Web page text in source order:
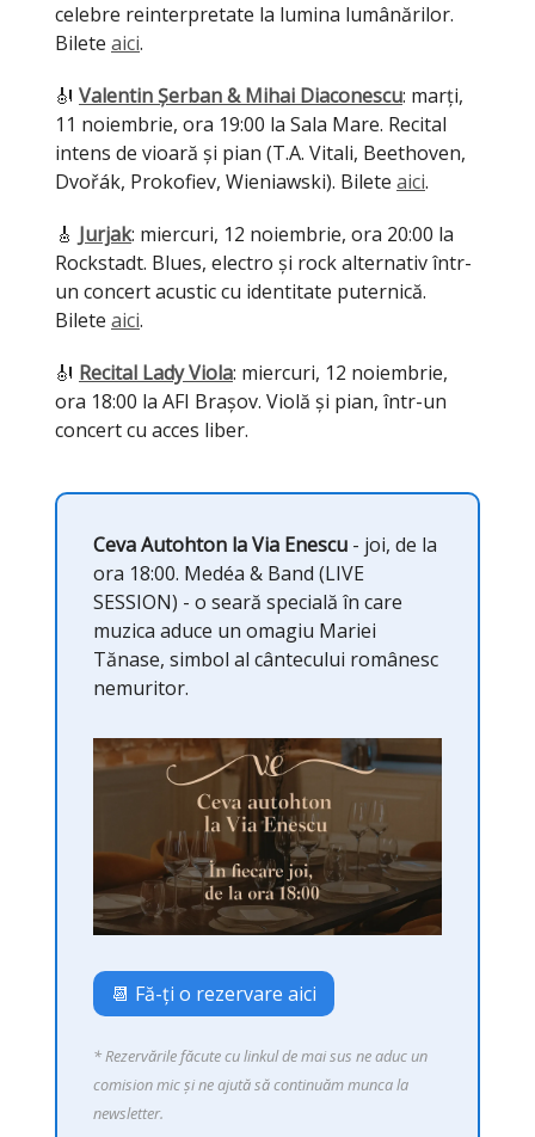
celebre reinterpretate la lumina lumânărilor.
Bilete aici.
🎻 Valentin Șerban & Mihai Diaconescu: marți,
11 noiembrie, ora 19:00 la Sala Mare. Recital
intens de vioară și pian (T.A. Vitali, Beethoven,
Dvořák, Prokofiev, Wieniawski). Bilete aici.
🎸 Jurjak: miercuri, 12 noiembrie, ora 20:00 la
Rockstadt. Blues, electro și rock alternativ într-
un concert acustic cu identitate puternică.
Bilete aici.
🎻 Recital Lady Viola: miercuri, 12 noiembrie,
ora 18:00 la AFI Brașov. Violă și pian, într-un
concert cu acces liber.
Ceva Autohton la Via Enescu - joi, de la
ora 18:00. Medéa & Band (LIVE
SESSION) - o seară specială în care
muzica aduce un omagiu Mariei
Tănase, simbol al cântecului românesc
nemuritor.
📆 Fă-ți o rezervare aici
* Rezervările făcute cu linkul de mai sus ne aduc un
comision mic și ne ajută să continuăm munca la
newsletter.